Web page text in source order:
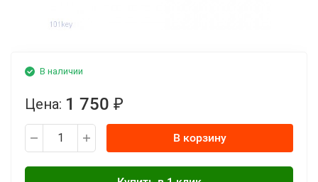
В наличии
Цена: 1 750 ₽
В корзину